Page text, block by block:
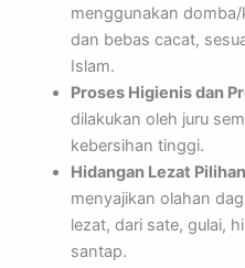
menggunakan
dan bebas cacat,
Islam.
Proses Higienis dan
dilakukan oleh juru
kebersihan tinggi.
Hidangan Lezat
menyajikan olahan
lezat, dari sate, gulai,
santap.